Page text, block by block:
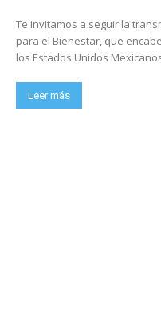
Te invitamos a seguir la
para el Bienestar, que
los Estados Unidos
Leer más